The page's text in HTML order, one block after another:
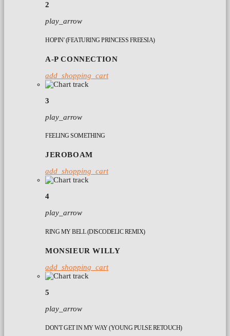
2
play_arrow
HOPIN' (FEATURING PRINCESS FREESIA)
A-P CONNECTION
add_shopping_cart
3
play_arrow
FEELING SOMETHING
JEROBOAM
add_shopping_cart
4
play_arrow
RING MY BELL (DISCODELIC REMIX)
MONSIEUR WILLY
add_shopping_cart
5
play_arrow
DON'T GET IN MY WAY (YOUNG PULSE RETOUCH)